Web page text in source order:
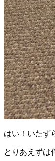
はい！いたず
とりあえずは